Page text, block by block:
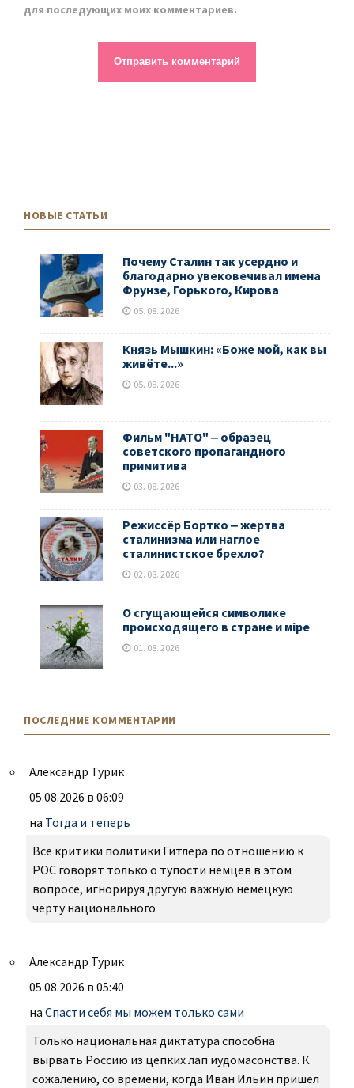
для последующих моих комментариев.
НОВЫЕ СТАТЬИ
Почему Сталин так усердно и
благодарно увековечивал имена
Фрунзе, Горького, Кирова
05. 08. 2026
Князь Мышкин: «Боже мой, как вы
живёте...»
05. 08. 2026
Фильм "НАТО" ‒ образец
советского пропагандного
примитива
03. 08. 2026
Режиссёр Бортко ‒ жертва
сталинизма или наглое
сталинистское брехло?
02. 08. 2026
О сгущающейся символике
происходящего в стране и мiре
01. 08. 2026
ПОСЛЕДНИЕ КОММЕНТАРИИ
Александр Турик
05.08.2026 в 06:09
на Тогда и теперь
Все критики политики Гитлера по отношению к
РОС говорят только о тупости немцев в этом
вопросе, игнорируя другую важную немецкую
черту национального
Александр Турик
05.08.2026 в 05:40
на Спасти себя мы можем только сами
Только национальная диктатура способна
вырвать Россию из цепких лап иудомасонства. К
сожалению, со времени, когда Иван Ильин пришёл